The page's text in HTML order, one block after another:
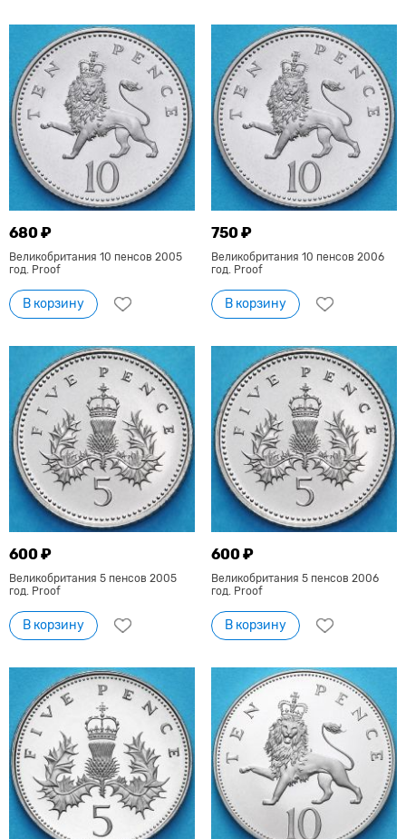
680 ₽
Великобритания 10 пенсов 2005
год. Proof
В корзину
750 ₽
Великобритания 10 пенсов 2006
год. Proof
В корзину
600 ₽
Великобритания 5 пенсов 2005
год. Proof
В корзину
600 ₽
Великобритания 5 пенсов 2006
год. Proof
В корзину